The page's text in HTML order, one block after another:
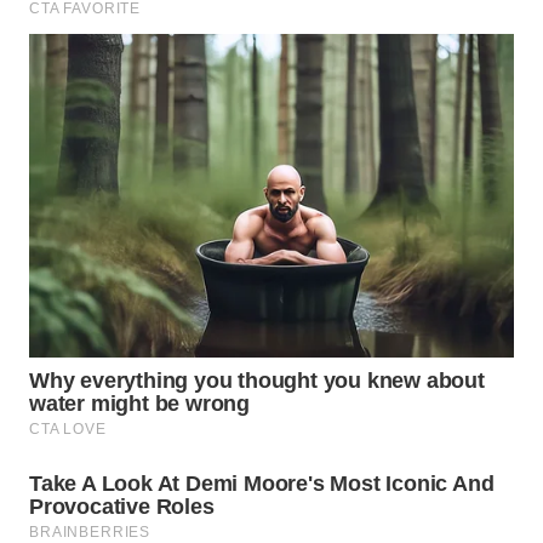
WN
SURABAYA
NATUNA
WN
BINTAN
WN
MANDALIKA
LIKUPANG
WN